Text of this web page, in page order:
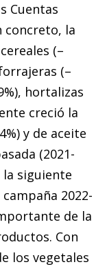
Cuentas
concreto, la
(–
(–
hortalizas
creció la
y de aceite
(2021-
la siguiente
2022-
de la
Con
los vegetales